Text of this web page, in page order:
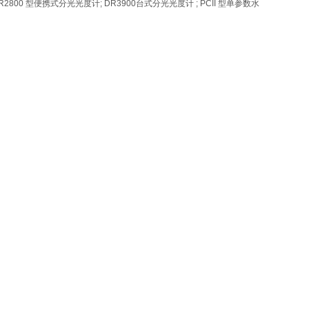
型便携式分光光度计; DR3900台式分光光度计 ; PCII 型单参数水